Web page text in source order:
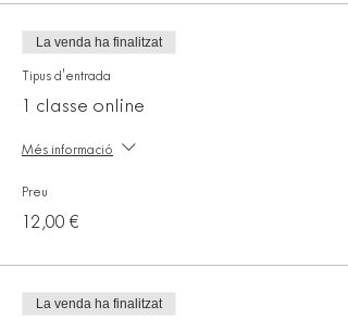
La venda ha finalitzat
Tipus d'entrada
1 classe online
Més informació
Preu
12,00 €
La venda ha finalitzat